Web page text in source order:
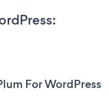
For WordPress